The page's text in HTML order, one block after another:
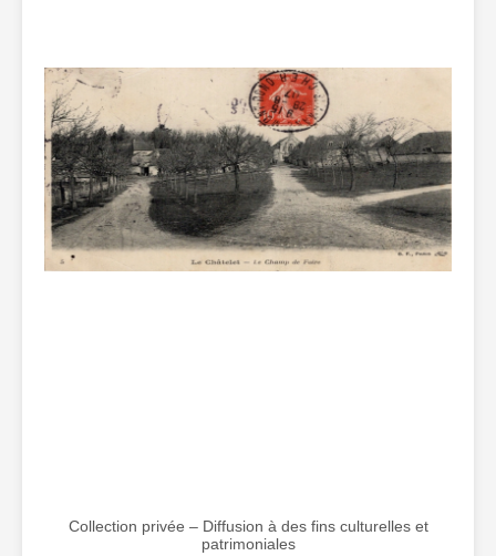
Collection privée – Diffusion à des fins culturelles et
patrimoniales